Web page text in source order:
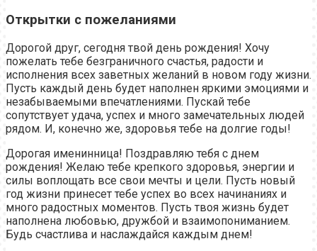
Открытки с пожеланиями
Дорогой друг, сегодня твой день рождения! Хочу
пожелать тебе безграничного счастья, радости и
исполнения всех заветных желаний в новом году жизни.
Пусть каждый день будет наполнен яркими эмоциями и
незабываемыми впечатлениями. Пускай тебе
сопутствует удача, успех и много замечательных людей
рядом. И, конечно же, здоровья тебе на долгие годы!
Дорогая именинница! Поздравляю тебя с днем
рождения! Желаю тебе крепкого здоровья, энергии и
силы воплощать все свои мечты и цели. Пусть новый
год жизни принесет тебе успех во всех начинаниях и
много радостных моментов. Пусть твоя жизнь будет
наполнена любовью, дружбой и взаимопониманием.
Будь счастлива и наслаждайся каждым днем!